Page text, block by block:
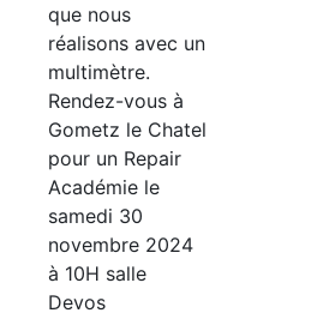
que nous
réalisons avec un
multimètre.
Rendez-vous à
Gometz le Chatel
pour un Repair
Académie le
samedi 30
novembre 2024
à 10H salle
Devos